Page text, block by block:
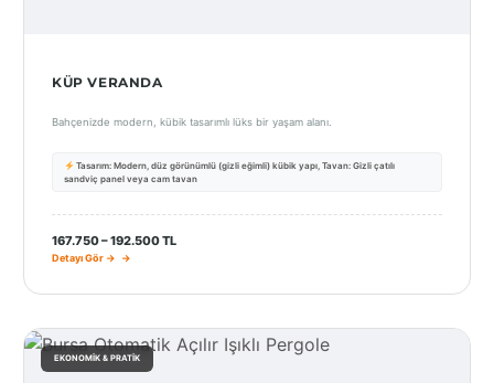
KÜP VERANDA
Bahçenizde modern, kübik tasarımlı lüks bir yaşam alanı.
Tasarım: Modern, düz görünümlü (gizli eğimli) kübik yapı, Tavan: Gizli çatılı
sandviç panel veya cam tavan
167.750 – 192.500 TL
Detayı Gör →
EKONOMIK & PRATIK